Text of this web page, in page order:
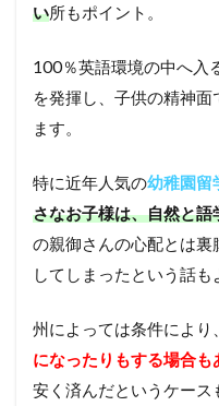
い所もポイント。
100％英語環境の中へ入
を発揮し、子供の精神
ます。
特に近年人気の幼稚園留
さなお子様は、自然と語
の親御さんの心配とは
してしまったという話も
州によっては条件により、
になったりもする場合も
安く済んだというケース